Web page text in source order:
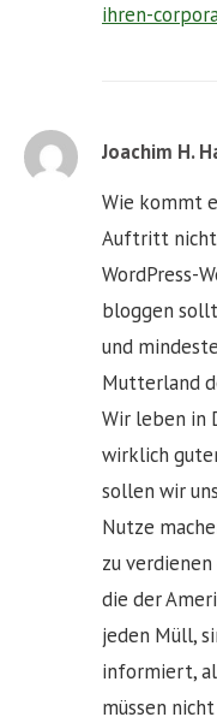
ihren-
Joachim H.
Wie kommt
Auftritt nicht
WordPress-
bloggen
und
Mutterland
Wir leben in
wirklich
sollen wir
Nutze
zu
die der
jeden Müll,
informiert,
müssen